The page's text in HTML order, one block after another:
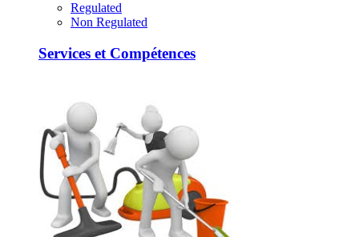
Regulated
Non Regulated
Services et Compétences